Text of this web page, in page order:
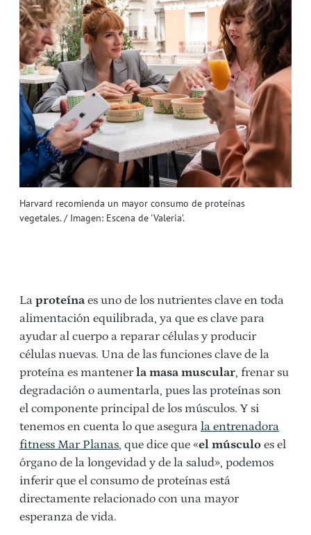
Harvard recomienda un mayor consumo de proteínas
vegetales. / Imagen: Escena de 'Valeria'.
La proteína es uno de los nutrientes clave en toda
alimentación equilibrada, ya que es clave para
ayudar al cuerpo a reparar células y producir
células nuevas. Una de las funciones clave de la
proteína es mantenerla masa muscular, frenar su
degradación o aumentarla, pues las proteínas son
el componente principal de los músculos. Y si
tenemos en cuenta lo que asegura la entrenadora
fitness Mar Planas, que dice que «el músculo es el
órgano de la longevidad y de la salud», podemos
inferir que el consumo de proteínas está
directamente relacionado con una mayor
esperanza de vida.